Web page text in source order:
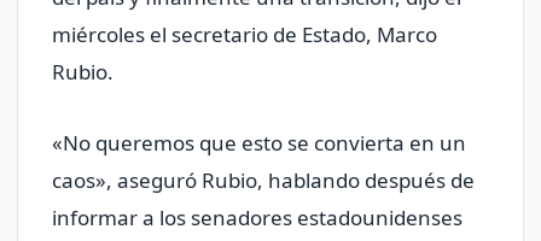
miércoles el secretario ⁠de Estado, Marco
‌Rubio.
«No queremos que esto se convierta en un
caos», aseguró Rubio, hablando ‍después de
informar a los senadores estadounidenses